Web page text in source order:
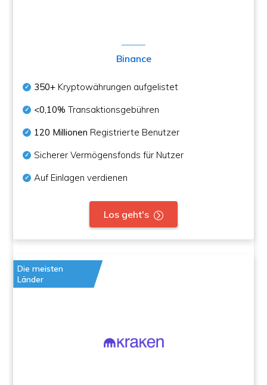
Binance
350+ Kryptowährungen aufgelistet
<0,10% Transaktionsgebühren
120 Millionen Registrierte Benutzer
Sicherer Vermögensfonds für Nutzer
Auf Einlagen verdienen
Los geht's
Die meisten
Länder